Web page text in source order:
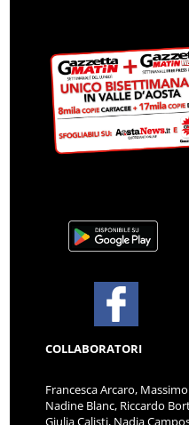
COLLABORATORI
Francesca Arcaro,
Nadine Blanc, Riccardo
Giulia Calisti, Nadia